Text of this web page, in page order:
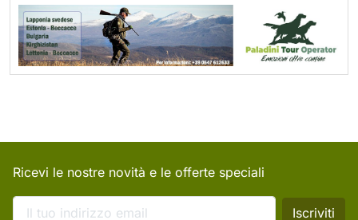
Ricevi le nostre novità e le offerte speciali